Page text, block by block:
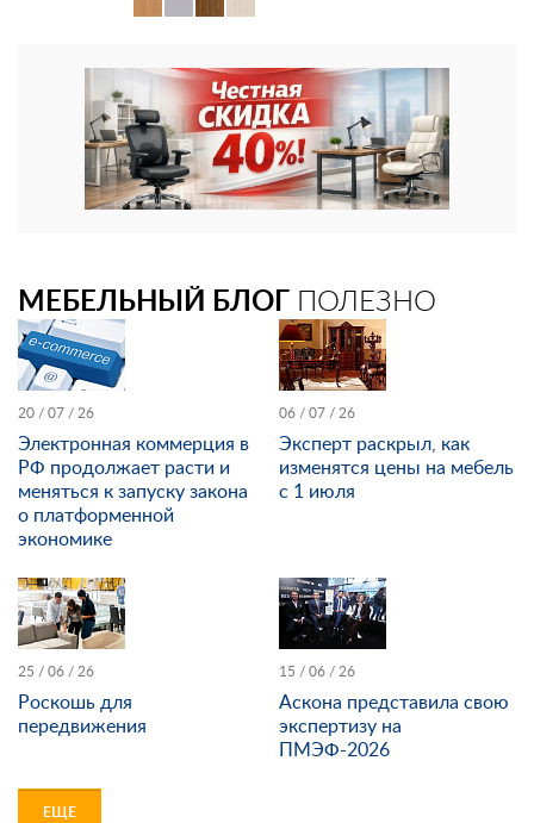
МЕБЕЛЬНЫЙ БЛОГ ПОЛЕЗНО
20 / 07 / 26
Электронная коммерция в
РФ продолжает расти и
меняться к запуску закона
о платформенной
экономике
06 / 07 / 26
Эксперт раскрыл, как
изменятся цены на мебель
с 1 июля
25 / 06 / 26
Роскошь для
передвижения
15 / 06 / 26
Аскона представила свою
экспертизу на
ПМЭФ-2026
ЕЩЕ